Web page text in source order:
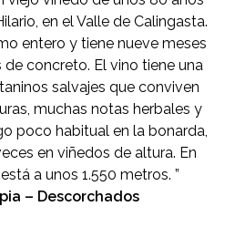
en el Valle de Calingasta.
entero y tiene nueve meses
concreto. El vino tiene una
salvajes que conviven
muchas notas herbales y
poco habitual en la bonarda,
en viñedos de altura. En
a unos 1.550 metros. ”
– Descorchados